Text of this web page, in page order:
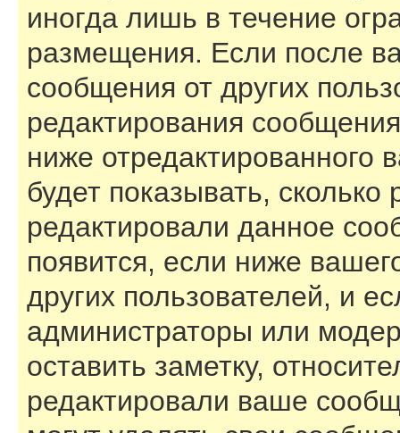
иногда лишь в течение
размещения. Если после
сообщения от других
редактирования
ниже
будет показывать,
редактировали данное
появится, если ниже
других пользователей, и
администраторы или
оставить заметку,
редактировали ваше